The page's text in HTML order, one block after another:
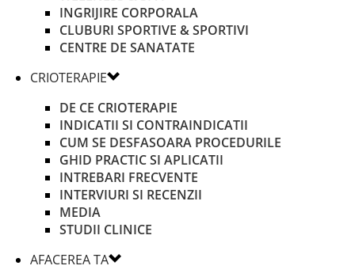
INGRIJIRE CORPORALA
CLUBURI SPORTIVE & SPORTIVI
CENTRE DE SANATATE
CRIOTERAPIE
DE CE CRIOTERAPIE
INDICATII SI CONTRAINDICATII
CUM SE DESFASOARA PROCEDURILE
GHID PRACTIC SI APLICATII
INTREBARI FRECVENTE
INTERVIURI SI RECENZII
MEDIA
STUDII CLINICE
AFACEREA TA